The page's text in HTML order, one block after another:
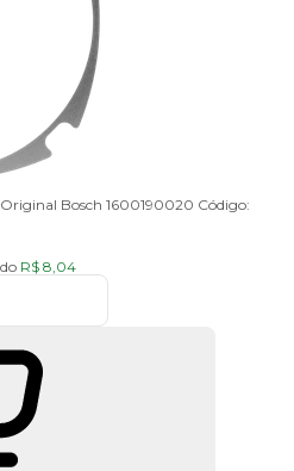
Bosch 1600190020 Código:
R$ 8,04